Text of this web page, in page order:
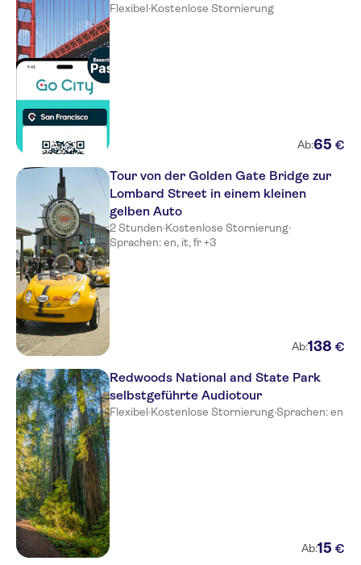
Flexibel·Kostenlose Stornierung
Ab:65 €
Tour von der Golden Gate Bridge zur
Lombard Street in einem kleinen
gelben Auto
2 Stunden·Kostenlose Stornierung·
Sprachen: en, it, fr +3
Ab:138 €
Redwoods National and State Park
selbstgeführte Audiotour
Flexibel·Kostenlose Stornierung·Sprachen: en
Ab:15 €